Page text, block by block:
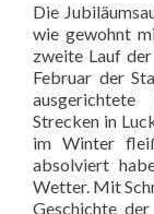
Die
wie gewohnt
zweite Lauf
Februar der
Strecken in
im Winter
absolviert
Wetter. Mit
Geschichte